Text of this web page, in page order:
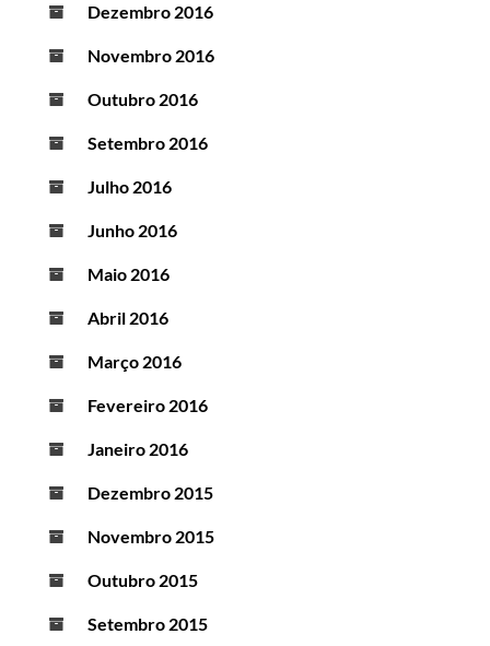
Dezembro 2016
Novembro 2016
Outubro 2016
Setembro 2016
Julho 2016
Junho 2016
Maio 2016
Abril 2016
Março 2016
Fevereiro 2016
Janeiro 2016
Dezembro 2015
Novembro 2015
Outubro 2015
Setembro 2015